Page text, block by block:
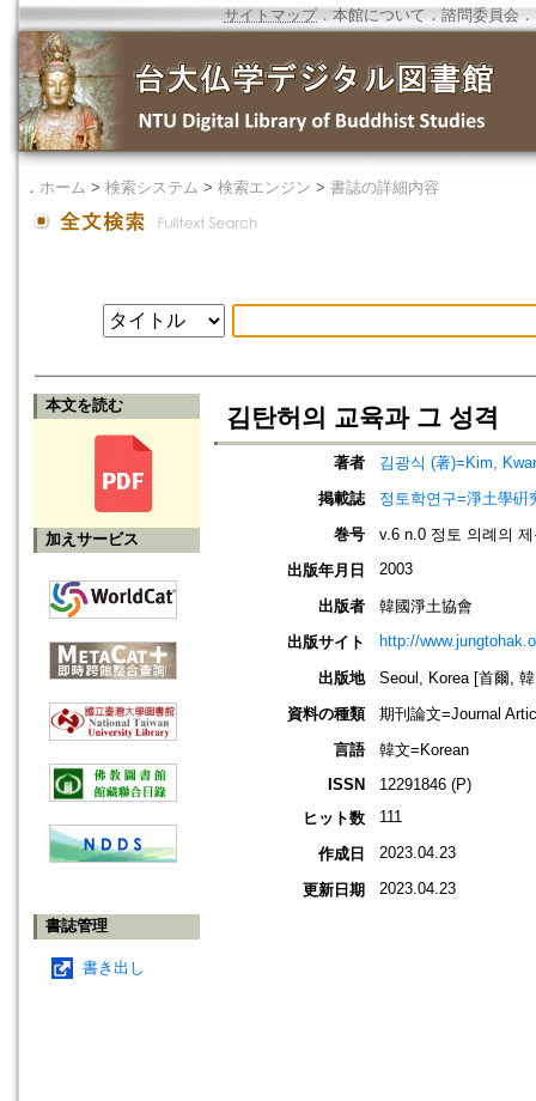
サイトマップ．本館について ． 諮問委員会 ．
． ホーム > 検索システム > 検索エンジン > 書誌の詳細内容
本文を読む
加えサービス
書誌管理
書き出し
김탄허의 교육과 그 성격
著者
김광식 (著)=Kim,
掲載誌
정토학연구=淨土學硏
巻号
v.6 n.0 정토 의례의
出版年月日
2003
出版者
韓國淨土協會
出版サイト
http://
出版地
Seoul, Korea [首爾,
資料の種類
期刊論文=Journal
言語
韓文=Korean
ISSN
12291846 (P)
ヒット数
111
作成日 2023.04.23
更新日期 2023.04.23